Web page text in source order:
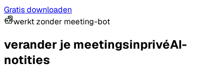
Gratis downloaden
werkt zonder meeting-bot
verander je meetingsinprivéAI-
notities